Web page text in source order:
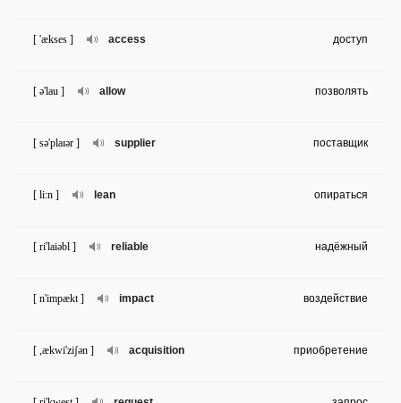
access
[ 'ækses ] доступ
allow
[ ə'lau ] позволять
supplier
[ sə'plaɪər ] поставщик
lean
[ li:n ] опираться
reliable
[ ri'laiəbl ] надёжный
impact
[ n'impækt ] воздействие
acquisition
[ ,ækwi'ziʃən ] приобретение